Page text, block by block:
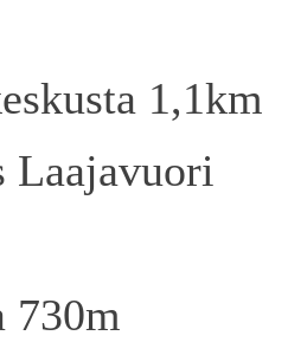
1,1km
Laajavuori
730m